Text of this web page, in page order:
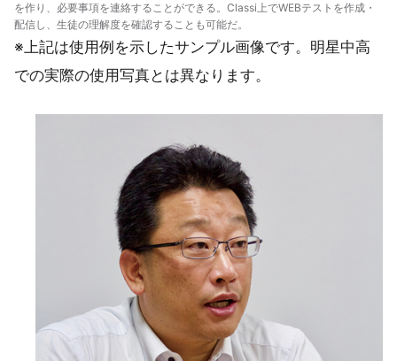
を作り、必要事項を連絡することができる。Classi上でWEBテストを作成・
配信し、生徒の理解度を確認することも可能だ。
※上記は使用例を示したサンプル画像です。明星中高
での実際の使用写真とは異なります。